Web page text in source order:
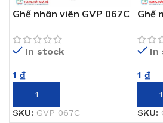
Ghế nhân viên GVP 067C
In stock
1 ₫
THÊM VÀO GIỎ HÀNG
SKU: GVP 067C
Ghế
In
1 ₫
SKU: